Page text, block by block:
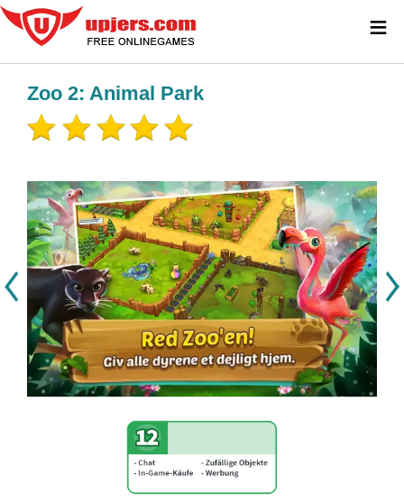
Zoo 2: Animal Park
≡